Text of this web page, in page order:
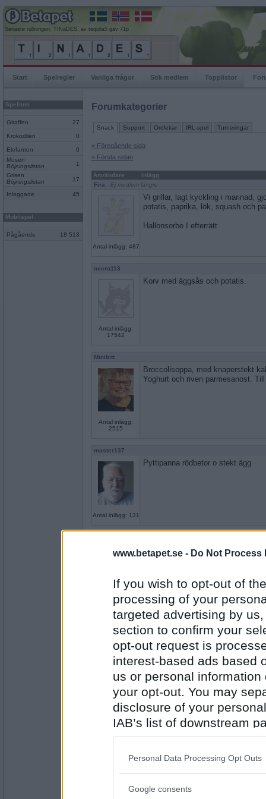
www.betapet.se - Do Not Process
If you wish to opt-out of
processing of your
targeted advertising by
section to confirm your
opt-out request is
interest-based ads based
us or personal
your opt-out. You may
disclosure of your
IAB’s list of downstream
also be disclosed by us
Downstream Participants
Please note that this
Personal Data Processing Opt Outs
Google consents
Senaste rullningen, TINaDES, av tequila5 gav 71p
Start Spelregler Vanliga frågor Sök medlem Topplistor
Spelrum
Giraffen 27
Krokodilen 0
Elefanten
0
Musen
Böjningslistan
1
Grisen
Böjningslistan
17
Inloggade 45
Mobilspel
Pågående 18 513
Forumkategorier
Snack Support Ordlekar IRL-spel Turneringar
« Föregående sida
« Första sidan
Användare
Inlägg
Fira - Ej medlem längre
Antal inlägg: 487
Vi grillar, lagt kyckling i marinad,
potatis, paprika, lök, squash och
Hallonsorbe I efterrätt
micro113
Antal inlägg:
17542
Korv med äggsås och potatis.
Minibitt
Antal inlägg:
2515
Broccolisoppa, med knaperstekt
Yoghurt och riven parmesanost.
master137
Antal inlägg: 131
Pyttipanna rödbetor o stekt ägg
Antal inlägg: 131
Stekta kroppkakor o lingonsylt
Antal inlägg:
2515
Jag köpte färsk rödspätta idag.
purjolök, lättgrädde, lätt cremé
Sedan in i ugnen. Till det potatis,
Mums blir det!
Ugnsrostade rotfrukter. Färsbiffar
dijonsenap, timjan, soja.